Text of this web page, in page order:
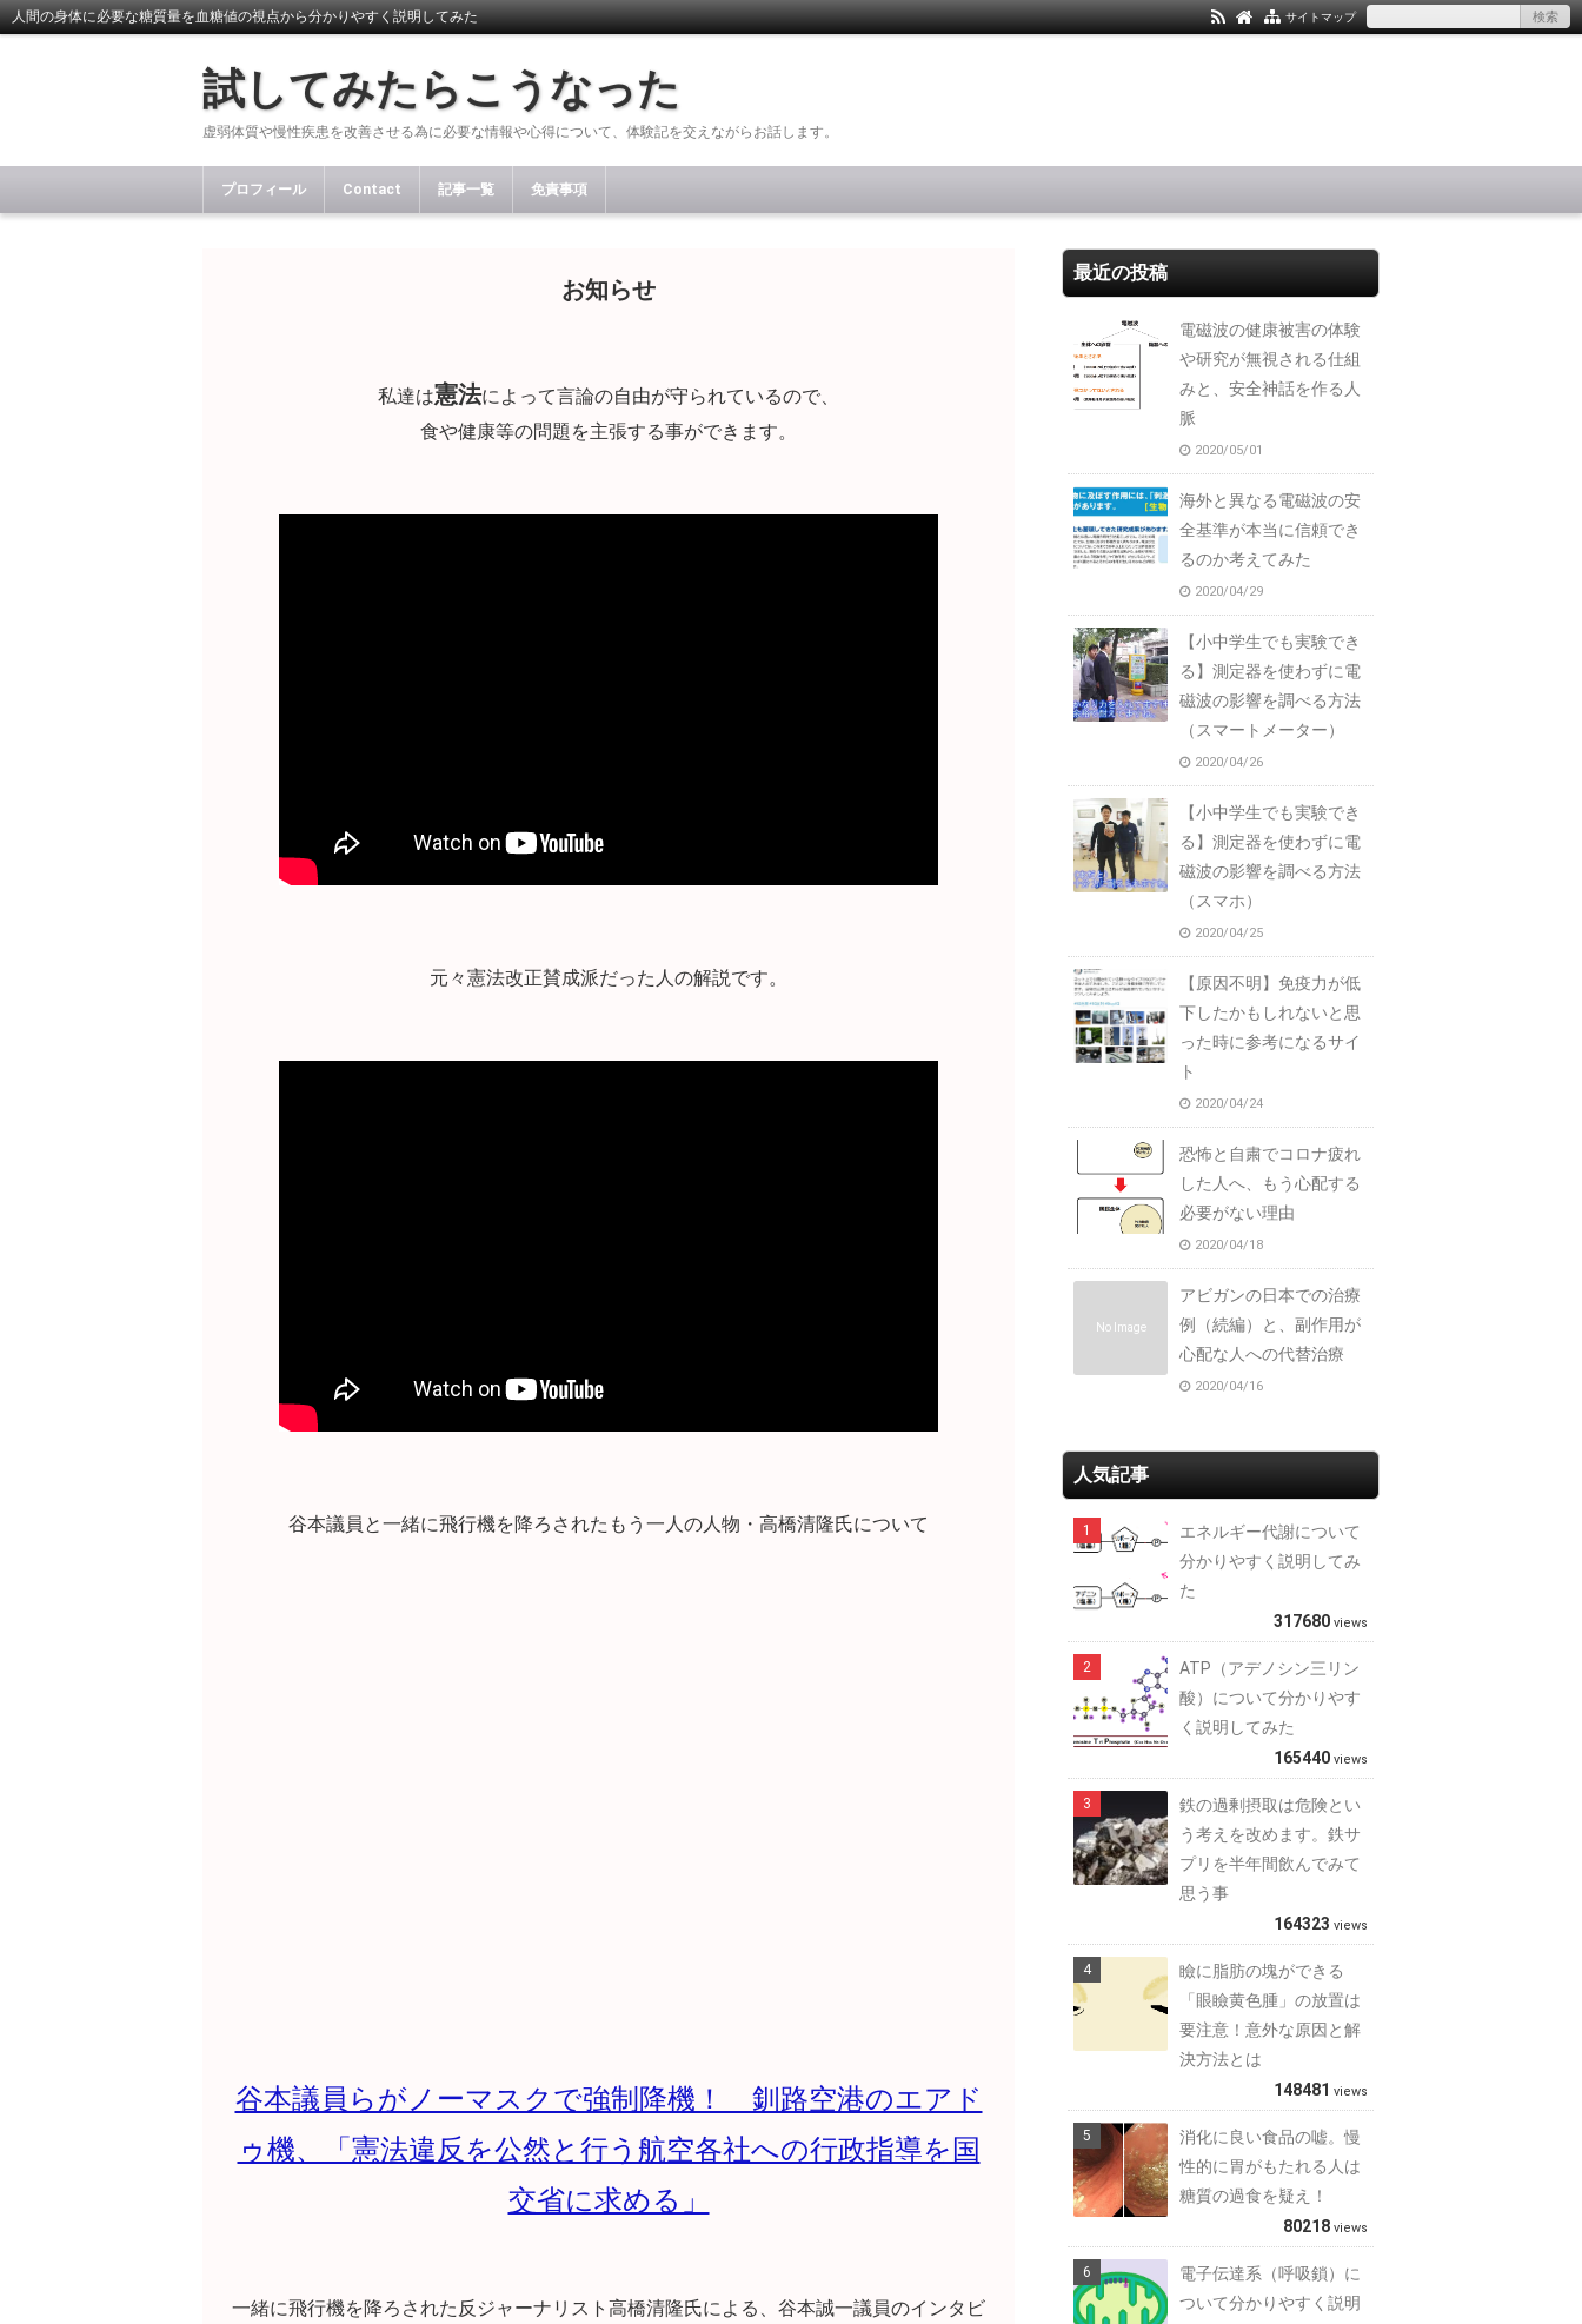
人間の身体に必要な糖質量を血糖値の視点から分かりやすく説明してみた サイトマップ
試してみたらこうなった
虚弱体質や慢性疾患を改善させる為に必要な情報や心得について、体験記を交えながらお話します。
プロフィール Contact 記事一覧 免責事項
お知らせ
私達は憲法によって言論の自由が守られているので、
食や健康等の問題を主張する事ができます。
元々憲法改正賛成派だった人の解説です。
谷本議員と一緒に飛行機を降ろされたもう一人の人物・高橋清隆氏について
谷本議員らがノーマスクで強制降機！ 釧路空港のエアド
ゥ機、「憲法違反を公然と行う航空各社への行政指導を国
交省に求める」
一緒に飛行機を降ろされた反ジャーナリスト高橋清隆氏による、谷本誠一議員のインタビ
最近の投稿
電磁波の健康被害の体験
や研究が無視される仕組
みと、安全神話を作る人
脈
2020/05/01
海外と異なる電磁波の安
全基準が本当に信頼でき
るのか考えてみた
2020/04/29
【小中学生でも実験でき
る】測定器を使わずに電
磁波の影響を調べる方法
（スマートメーター）
2020/04/26
【小中学生でも実験でき
る】測定器を使わずに電
磁波の影響を調べる方法
（スマホ）
2020/04/25
【原因不明】免疫力が低
下したかもしれないと思
った時に参考になるサイ
ト
2020/04/24
恐怖と自粛でコロナ疲れ
した人へ、もう心配する
必要がない理由
2020/04/18
No Image
アビガンの日本での治療
例（続編）と、副作用が
心配な人への代替治療
2020/04/16
人気記事
エネルギー代謝について
分かりやすく説明してみ
た
317680 views
ATP（アデノシン三リン
酸）について分かりやす
く説明してみた
165440 views
鉄の過剰摂取は危険とい
う考えを改めます。鉄サ
プリを半年間飲んでみて
思う事
164323 views
瞼に脂肪の塊ができる
「眼瞼黄色腫」の放置は
要注意！意外な原因と解
決方法とは
148481 views
消化に良い食品の嘘。慢
性的に胃がもたれる人は
糖質の過食を疑え！
80218 views
電子伝達系（呼吸鎖）に
ついて分かりやすく説明